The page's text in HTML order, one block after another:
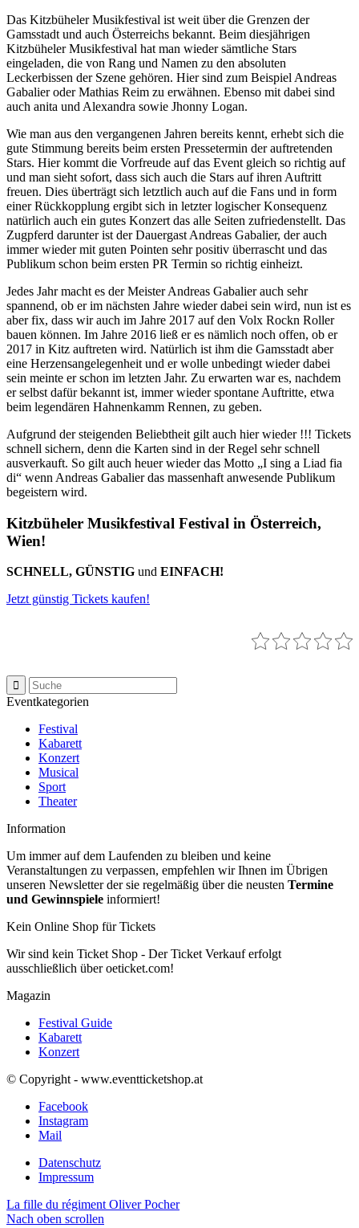
Das Kitzbüheler Musikfestival ist weit über die Grenzen der
Gamsstadt und auch Österreichs bekannt. Beim diesjährigen
Kitzbüheler Musikfestival hat man wieder sämtliche Stars
eingeladen, die von Rang und Namen zu den absoluten
Leckerbissen der Szene gehören. Hier sind zum Beispiel Andreas
Gabalier oder Mathias Reim zu erwähnen. Ebenso mit dabei sind
auch anita und Alexandra sowie Jhonny Logan.
Wie man aus den vergangenen Jahren bereits kennt, erhebt sich die
gute Stimmung bereits beim ersten Pressetermin der auftretenden
Stars. Hier kommt die Vorfreude auf das Event gleich so richtig auf
und man sieht sofort, dass sich auch die Stars auf ihren Auftritt
freuen. Dies überträgt sich letztlich auch auf die Fans und in form
einer Rückkopplung ergibt sich in letzter logischer Konsequenz
natürlich auch ein gutes Konzert das alle Seiten zufriedenstellt. Das
Zugpferd darunter ist der Dauergast Andreas Gabalier, der auch
immer wieder mit guten Pointen sehr positiv überrascht und das
Publikum schon beim ersten PR Termin so richtig einheizt.
Jedes Jahr macht es der Meister Andreas Gabalier auch sehr
spannend, ob er im nächsten Jahre wieder dabei sein wird, nun ist es
aber fix, dass wir auch im Jahre 2017 auf den Volx Rockn Roller
bauen können. Im Jahre 2016 ließ er es nämlich noch offen, ob er
2017 in Kitz auftreten wird. Natürlich ist ihm die Gamsstadt aber
eine Herzensangelegenheit und er wolle unbedingt wieder dabei
sein meinte er schon im letzten Jahr. Zu erwarten war es, nachdem
er selbst dafür bekannt ist, immer wieder spontane Auftritte, etwa
beim legendären Hahnenkamm Rennen, zu geben.
Aufgrund der steigenden Beliebtheit gilt auch hier wieder !!! Tickets
schnell sichern, denn die Karten sind in der Regel sehr schnell
ausverkauft. So gilt auch heuer wieder das Motto „I sing a Liad fia
di“ wenn Andreas Gabalier das massenhaft anwesende Publikum
begeistern wird.
Kitzbüheler Musikfestival Festival in Österreich,
Wien!
SCHNELL, GÜNSTIG und EINFACH!
Jetzt günstig Tickets kaufen!
Eventkategorien
Festival
Kabarett
Konzert
Musical
Sport
Theater
Information
Um immer auf dem Laufenden zu bleiben und keine
Veranstaltungen zu verpassen, empfehlen wir Ihnen im Übrigen
unseren Newsletter der sie regelmäßig über die neusten Termine
und Gewinnspiele informiert!
Kein Online Shop für Tickets
Wir sind kein Ticket Shop - Der Ticket Verkauf erfolgt
ausschließlich über oeticket.com!
Magazin
Festival Guide
Kabarett
Konzert
© Copyright - www.eventticketshop.at
Facebook
Instagram
Mail
Datenschutz
Impressum
La fille du régiment Oliver Pocher
Nach oben scrollen